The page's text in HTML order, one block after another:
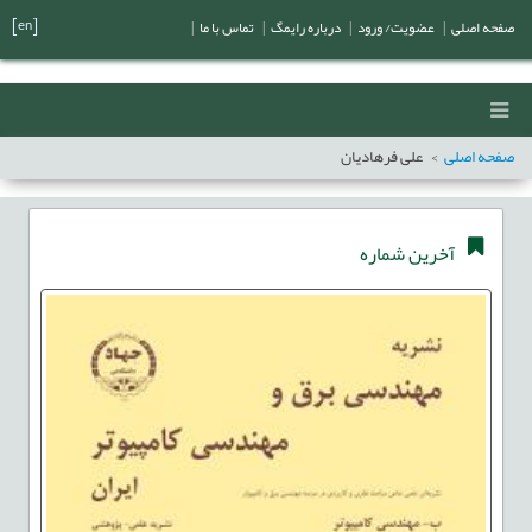
صفحه اصلی علی فرهادیان
آخرین شماره
صفحه اصلی عضویت/ ورود درباره رایمگ تماس با ما